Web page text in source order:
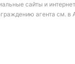
сайты и
агента см. в